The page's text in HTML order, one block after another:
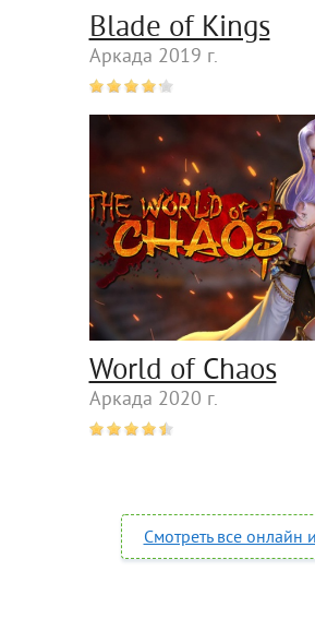
Blade of Kings
Аркада 2019 г.
World of Chaos
Аркада 2020 г.
Смотреть все онлайн